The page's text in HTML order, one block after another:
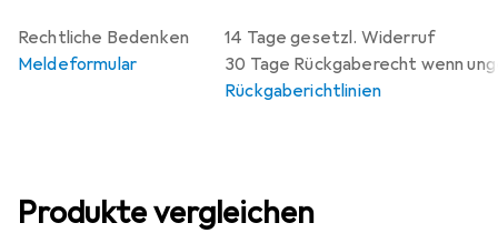
14 Tage gesetzl. Widerruf
30 Tage Rückgaberecht wenn
Rückgaberichtlinien
Rechtliche Bedenken
Meldeformular
Produkte vergleichen